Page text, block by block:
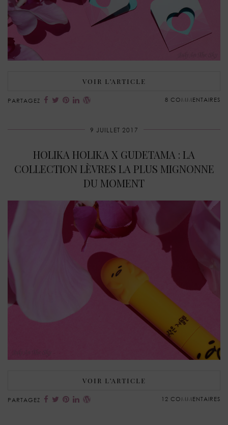
VOIR L’ARTICLE
PARTAGEZ 8 COMMENTAIRES
9 JUILLET 2017
HOLIKA HOLIKA X GUDETAMA : LA
COLLECTION LÈVRES LA PLUS MIGNONNE
DU MOMENT
VOIR L’ARTICLE
PARTAGEZ 12 COMMENTAIRES